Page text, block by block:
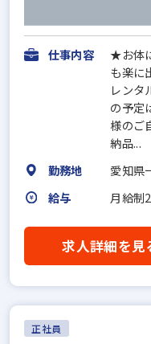
仕事内容
★お体
も楽に
レンタ
の予定
様のご
納品...
勤務地
愛知県
給与
月給制
求人詳細を見
正社員